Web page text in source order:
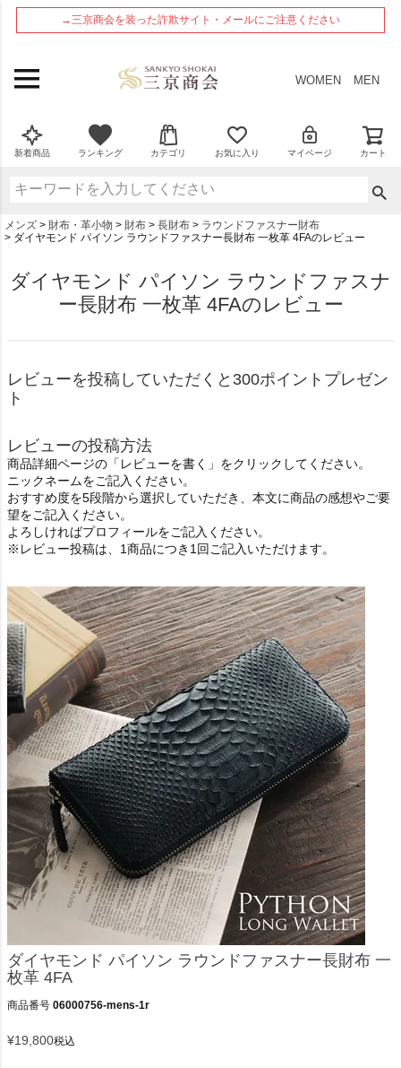
→三京商会を装った詐欺サイト・メールにご注意ください
WOMEN MEN
新着商品 ランキング カテゴリ お気に入り マイページ カート
メンズ 財布・革小物 財布 長財布
ラウンドファスナー財布
ダイヤモンド パイソン ラウンドファスナー長財布 一枚革 4FAのレビュー
ダイヤモンド パイソン ラウンドファスナ
ー長財布 一枚革 4FAのレビュー
レビューを投稿していただくと300ポイントプレゼン
ト
レビューの投稿方法
商品詳細ページの「レビューを書く」をクリックしてください。
ニックネームをご記入ください。
おすすめ度を5段階から選択していただき、本文に商品の感想やご要
望をご記入ください。
よろしければプロフィールをご記入ください。
※レビュー投稿は、1商品につき1回ご記入いただけます。
ダイヤモンド パイソン ラウンドファスナー長財布 一
枚革 4FA
商品番号 06000756-mens-1r
¥19,800税込
ペー